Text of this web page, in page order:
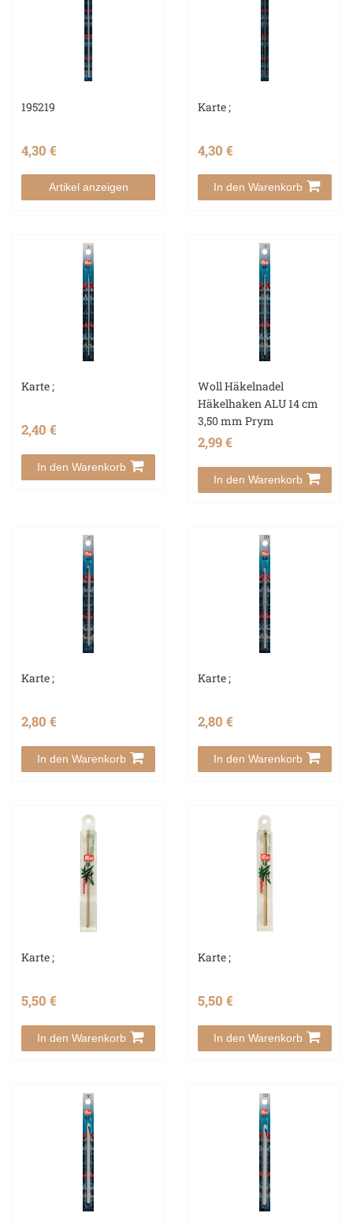
195219
4,30 €
Artikel anzeigen
Karte ;
4,30 €
In den Warenkorb
Karte ;
2,40 €
In den Warenkorb
Woll Häkelnadel
Häkelhaken ALU 14 cm
3,50 mm Prym
2,99 €
In den Warenkorb
Karte ;
2,80 €
In den Warenkorb
Karte ;
2,80 €
In den Warenkorb
Karte ;
5,50 €
In den Warenkorb
Karte ;
5,50 €
In den Warenkorb